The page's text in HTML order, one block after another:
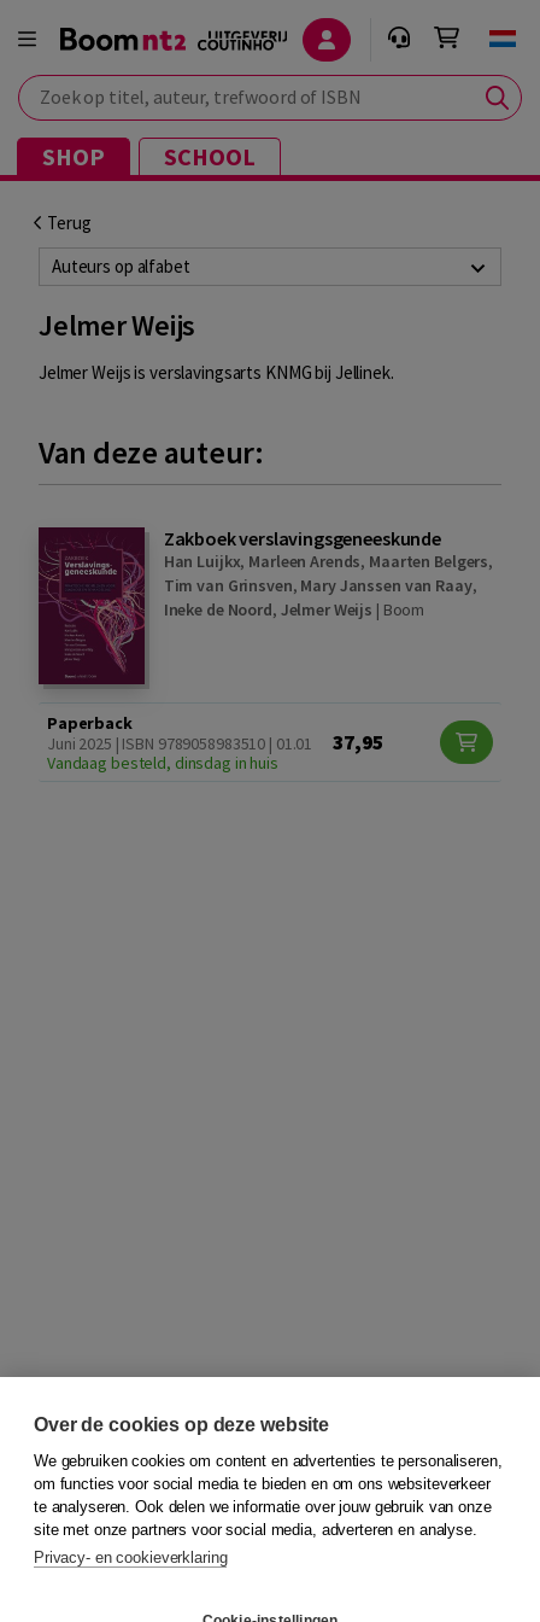
Zoek op titel, auteur, trefwoord of ISBN
SHOP SCHOOL
Terug
Auteurs op alfabet
Jelmer Weijs
Jelmer Weijs is verslavingsarts KNMG bij Jellinek.
Van deze auteur:
Zakboek verslavingsgeneeskunde
Han Luijkx, Marleen Arends, Maarten Belgers,
Tim van Grinsven, Mary Janssen van Raay,
Ineke de Noord, Jelmer Weijs | Boom
Paperback
Juni 2025 | ISBN 9789058983510 | 01.01
Vandaag besteld, dinsdag in huis
37,95
© 2026Koninklijke Boom uitgevers
Over de cookies op deze website
We gebruiken cookies om content en advertenties te personaliseren,
om functies voor social media te bieden en om ons websiteverkeer
te analyseren. Ook delen we informatie over jouw gebruik van onze
site met onze partners voor social media, adverteren en analyse.
Privacy- en cookieverklaring